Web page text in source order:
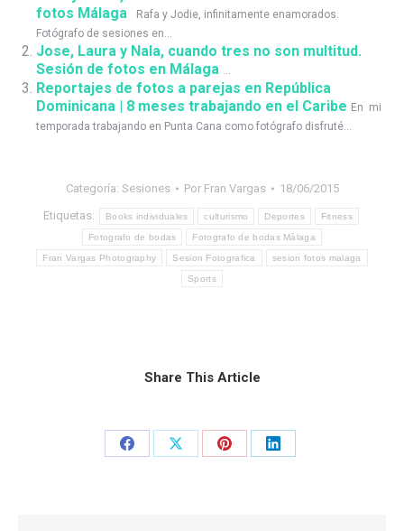
fotos Málaga
Rafa y Jodie, infinitamente enamorados.
Fotógrafo de sesiones en...
Jose, Laura y Nala, cuando tres no son multitud.
Sesión de fotos en Málaga
Reportajes de fotos a parejas en República
Dominicana | 8 meses trabajando en el Caribe En mi
temporada trabajando en Punta Cana como fotógrafo disfruté...
Categoría: Sesiones Por Fran Vargas 18/06/2015
Etiquetas: Books individuales culturismo Deportes Fitness
Fotografo de bodas Fotografo de bodas Málaga
Fran Vargas Photography Sesion Fotografica sesion fotos malaga
Sports
Share This Article
Share
Share
Share
Share